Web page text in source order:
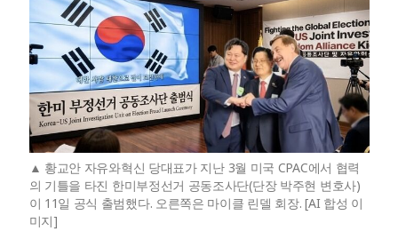
황교안 자유와혁신 당대표가 지난 3월 미국 CPAC에서 협력
의 기틀을 타진 한미부정선거 공동조사단(단장 박주현 변호사)
이 11일 공식 출범했다. 오른쪽은 마이클 린델 회장. [AI 합성 이
미지]